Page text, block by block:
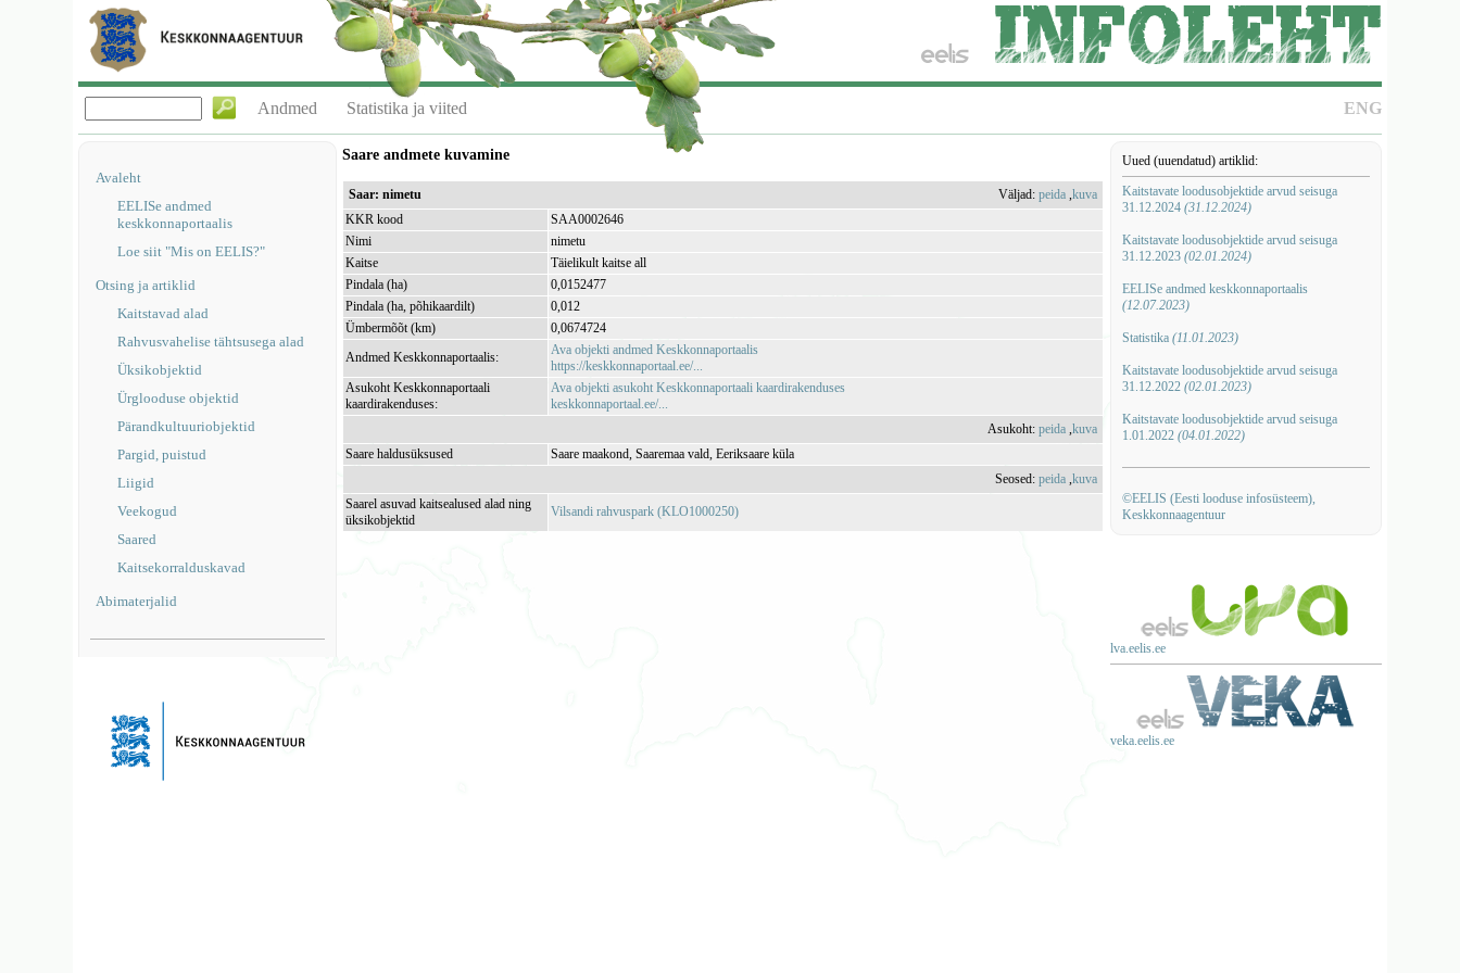
ENG
Andmed Statistika ja viited
Avaleht
EELISe andmed
keskkonnaportaalis
Loe siit "Mis on EELIS?"
Otsing ja artiklid
Kaitstavad alad
Rahvusvahelise tähtsusega alad
Üksikobjektid
Ürglooduse objektid
Pärandkultuuriobjektid
Pargid, puistud
Liigid
Veekogud
Saared
Kaitsekorralduskavad
Abimaterjalid
Uued (uuendatud) artiklid:
Kaitstavate loodusobjektide arvud seisuga
31.12.2024 (31.12.2024)
Kaitstavate loodusobjektide arvud seisuga
31.12.2023 (02.01.2024)
EELISe andmed keskkonnaportaalis
(12.07.2023)
Statistika (11.01.2023)
Kaitstavate loodusobjektide arvud seisuga
31.12.2022 (02.01.2023)
Kaitstavate loodusobjektide arvud seisuga
1.01.2022 (04.01.2022)
©EELIS (Eesti looduse infosüsteem),
Keskkonnaagentuur
lva.eelis.ee
veka.eelis.ee
Saare andmete kuvamine
Saar: nimetu Väljad:peida ,kuva
KKR kood
SAA0002646
Nimi
nimetu
Kaitse
Täielikult kaitse all
Pindala (ha)
0,0152477
Pindala (ha, põhikaardilt)
0,012
Ümbermõõt (km)
0,0674724
Andmed Keskkonnaportaalis:
Ava objekti andmed Keskkonnaportaalis
https://keskkonnaportaal.ee/...
Asukoht Keskkonnaportaali
kaardirakenduses:
Ava objekti asukoht Keskkonnaportaali kaardirakenduses
keskkonnaportaal.ee/...
Asukoht:peida ,kuva
Saare haldusüksused
Saare maakond, Saaremaa vald, Eeriksaare küla
Seosed:peida ,kuva
Saarel asuvad kaitsealused alad ning
üksikobjektid
Vilsandi rahvuspark (KLO1000250)